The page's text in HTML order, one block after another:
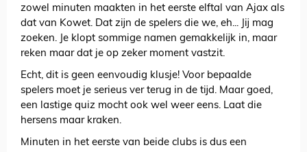
zowel minuten maakten in het eerste elftal van Ajax als
dat van Kowet. Dat zijn de spelers die we, eh... Jij mag
zoeken. Je klopt sommige namen gemakkelijk in, maar
reken maar dat je op zeker moment vastzit.
Echt, dit is geen eenvoudig klusje! Voor bepaalde
spelers moet je serieus ver terug in de tijd. Maar goed,
een lastige quiz mocht ook wel weer eens. Laat die
hersens maar kraken.
Minuten in het eerste van beide clubs is dus een